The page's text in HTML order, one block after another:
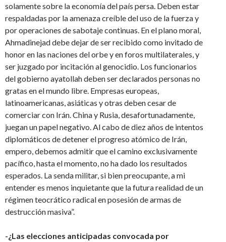
solamente sobre la economía del país persa. Deben estar
respaldadas por la amenaza creíble del uso de la fuerza y
por operaciones de sabotaje continuas. En el plano moral,
Ahmadinejad debe dejar de ser recibido como invitado de
honor en las naciones del orbe y en foros multilaterales, y
ser juzgado por incitación al genocidio. Los funcionarios
del gobierno ayatollah deben ser declarados personas no
gratas en el mundo libre. Empresas europeas,
latinoamericanas, asiáticas y otras deben cesar de
comerciar con Irán. China y Rusia, desafortunadamente,
juegan un papel negativo. Al cabo de diez años de intentos
diplomáticos de detener el progreso atómico de Irán,
empero, debemos admitir que el camino exclusivamente
pacífico, hasta el momento, no ha dado los resultados
esperados. La senda militar, si bien preocupante, a mi
entender es menos inquietante que la futura realidad de un
régimen teocrático radical en posesión de armas de
destrucción masiva”.
-¿Las elecciones anticipadas convocada por